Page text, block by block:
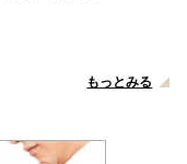
もっとみる